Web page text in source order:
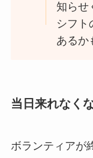
知らせ
シフト
あるか
当日来れなく
ボランティアが